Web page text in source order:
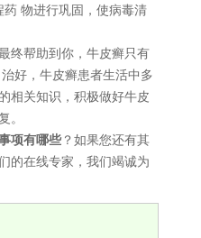
物进行巩固，使病毒清
帮助到你，牛皮癣只有
好，牛皮癣患者生活中多
相关知识，积极做好牛皮
。
项有哪些 ？如果您还有其
的在线专家，我们竭诚为